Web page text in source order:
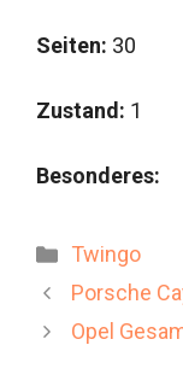
Seiten: 30
Zustand: 1
Besonderes:
Kategorien
Twingo
Porsche
Opel